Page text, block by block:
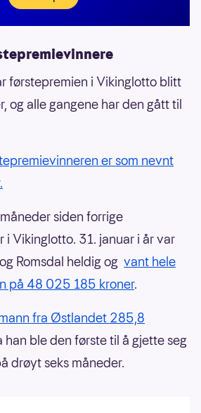
førstepremien i Vikinglotto blitt
og alle gangene har den gått til
er som nevnt
siden forrige
Vikinglotto. 31. januar i år var
Romsdal heldig og vant hele
på 48 025 185 kroner.
fra Østlandet 285,8
han ble den første til å gjette seg
drøyt seks måneder.